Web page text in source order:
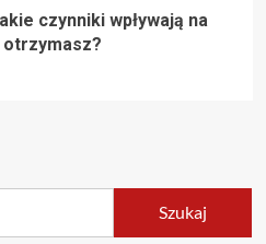
czynniki wpływają na
Szukaj